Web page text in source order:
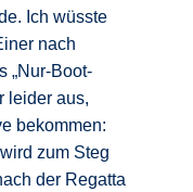
Ich wüsste
nach
„Nur-Boot-
leider aus,
bekommen:
zum Steg
der Regatta